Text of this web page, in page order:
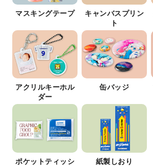
マスキングテープ
キャンバスプリン
ト
アクリルキーホル
ダー
缶バッジ
ポケットティッシ
紙製しおり